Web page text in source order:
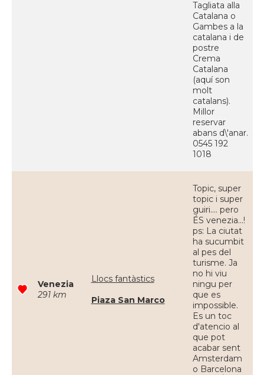
Tagliata alla
Catalana o
Gambes a la
catalana i de
postre
Crema
Catalana
(aquí son
molt
catalans).
Millor
reservar
abans d\'anar.
0545 192
1018
Venezia
291 km
Llocs fantàstics
Piaza San Marco
Topic, super
topic i super
guiri.... pero
ÉS venezia...!
ps: La ciutat
ha sucumbit
al pes del
turisme. Ja
no hi viu
ningu per
que es
impossible.
Es un toc
d'atencio al
que pot
acabar sent
Amsterdam
o Barcelona